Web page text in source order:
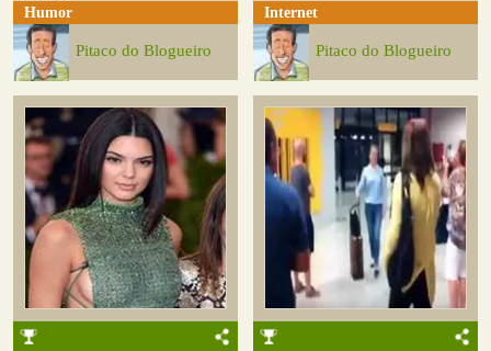
Humor
Pitaco do Blogueiro
Internet
Pitaco do Blogueiro